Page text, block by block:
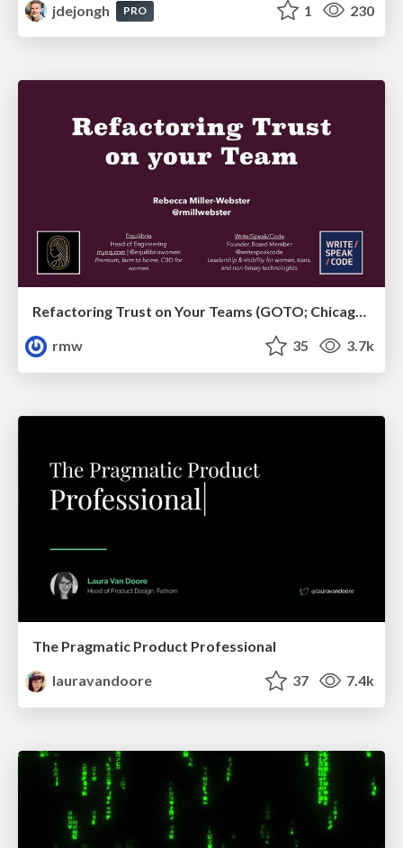
jdejongh
PRO 1 230
Refactoring Trust on Your Teams (GOTO; Chicago 2020)
rmw
35 3.7k
The Pragmatic Product Professional
lauravandoore
37 7.4k